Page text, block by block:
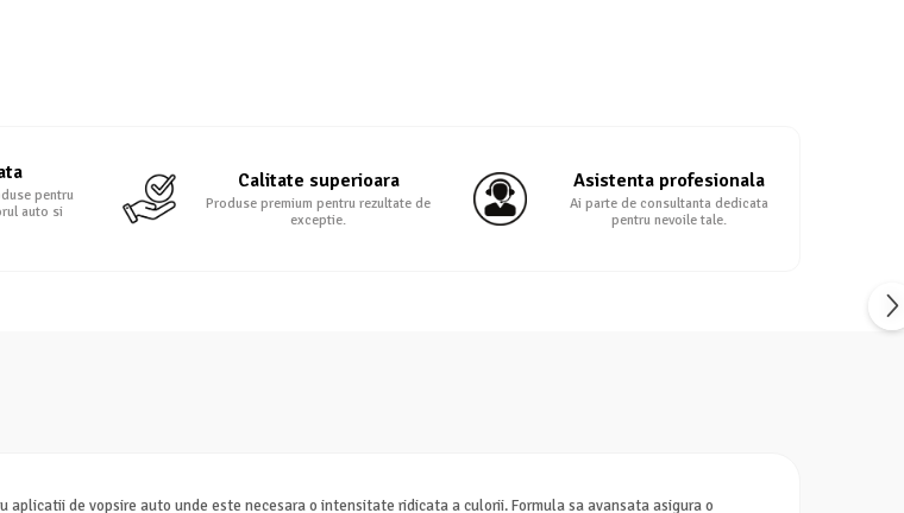
pentru
auto si
Calitate superioara
Produse premium pentru rezultate de
exceptie.
Asistenta profesionala
Ai parte de consultanta dedicata
pentru nevoile tale.
de vopsire auto unde este necesara o intensitate ridicata a culorii. Formula sa avansata asigura o